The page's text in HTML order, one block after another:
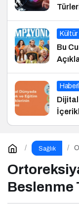
Kültür
Bu
Dijital
Sağlık
Beslenme